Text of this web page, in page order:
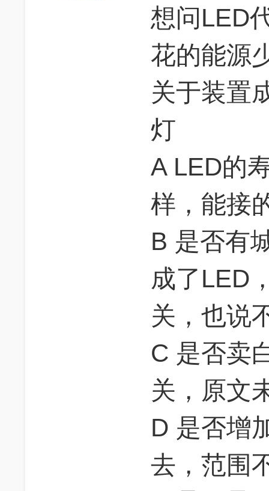
想问LED
花的能源
关于装置
灯
A LED的
样，能接
B 是否有
成了LED
关，也说
C 是否卖
关，原文
D 是否增
去，范围